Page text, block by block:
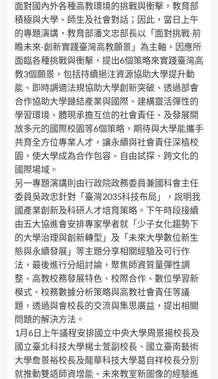
面對國內外各種高教環境的挑戰與衝擊，教育部
積極與大學、師生及社會對話；因此，當日上午
的專題演講，教育部潘文忠部長以「面對挑戰‧前
瞻未來-創新實踐臺灣高教願景」為主軸，因應所
面臨各種挑戰與衝擊，提出6個策略來實踐臺灣高
教3個願景，包括持續挹注資源協助大學提升動
能、即時調適法規協助大學創新突破、透過部會
合作協助大學鏈結產業與國際、建構靈活彈性的
學習環境、體現承擔互信的社會責任、及發展開
放多元的國際校園等6個策略，期待與大學能攜手
共育全方位專業人才，讓永續與社會責任深植校
園，使大學成為合作包容、自由試探、跨文化的
國際場域。
另一專題演講則由行政院政務委員兼國科會主任
委員吳政忠針對「臺灣2035科技布局」，說明我
國產業創新及科研人才培育策略。下午時段接續
由五大協進會安排專家學者就「少子女化趨勢下
的大學治理與創新轉型」及「未來大學數位新生
態與永續發展」等主題分享相關經驗及可行作
法，最後進行分組討論，聚焦師資質量彈性調
整、高教校務發展特色、校際合作、數位學習新
模式、校務數據分析策略與高教社會責任等議
題，透過與會校長的交流與集思廣益，提出相關
問題的解決方法。
1月6日上午議程安排國立中央大學周景揚校長及
國立臺北科技大學楊士萱副校長、國立臺南藝術
大學詹景裕校長及龍華科技大學葛自祥校長分別
就推動雙語師資增能、未來教室新圖像的經驗進